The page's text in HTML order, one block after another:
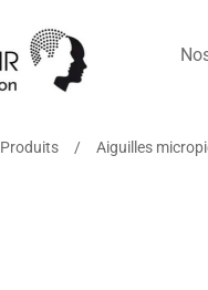
Produits Aiguilles